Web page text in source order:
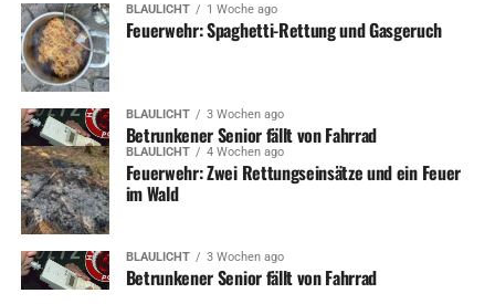
BLAULICHT 1 Woche ago
Feuerwehr: Spaghetti-Rettung und Gasgeruch
BLAULICHT 3 Wochen ago
Betrunkener Senior fällt von Fahrrad
BLAULICHT 4 Wochen ago
Feuerwehr: Zwei Rettungseinsätze und ein Feuer
im Wald
BLAULICHT 3 Wochen ago
Betrunkener Senior fällt von Fahrrad